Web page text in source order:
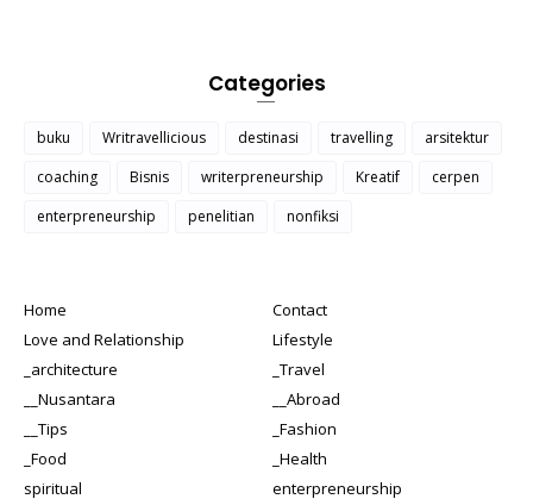
Categories
buku Writravellicious destinasi travelling
arsitektur
coaching
Bisnis writerpreneurship Kreatif
cerpen
enterpreneurship
penelitian nonfiksi
Home
Contact
Love and Relationship
Lifestyle
_architecture
_Travel
__Nusantara
__Abroad
__Tips
_Fashion
_Food
_Health
spiritual
enterpreneurship